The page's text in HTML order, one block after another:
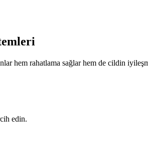
hem rahatlama sağlar hem de cildin
edin.